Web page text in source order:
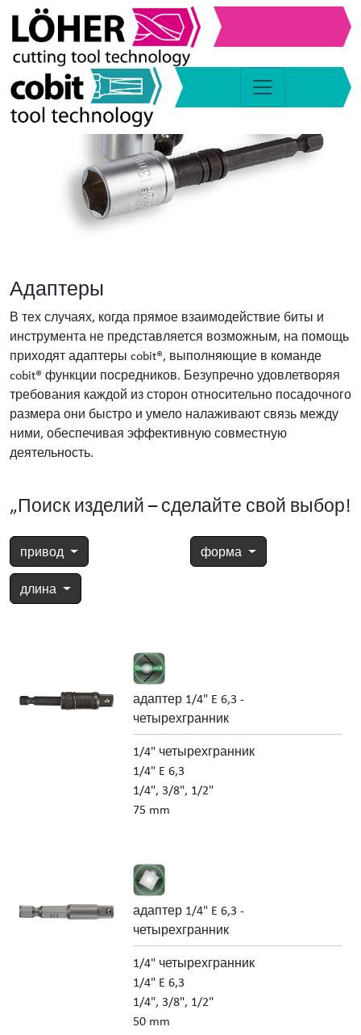
Адаптеры
В тех случаях, когда прямое взаимодействие биты и
инструмента не представляется возможным, на помощь
приходят адаптеры cobit®, выполняющие в команде
cobit® функции посредников. Безупречно удовлетворяя
требования каждой из сторон относительно посадочного
размера они быстро и умело налаживают связь между
ними, обеспечивая эффективную совместную
деятельность.
„Поиск изделий – сделайте свой выбор!
привод форма
длина
адаптер 1/4" E 6,3 -
четырехгранник
1/4" четырехгранник
1/4" E 6,3
1/4", 3/8", 1/2"
75 mm
адаптер 1/4" E 6,3 -
четырехгранник
1/4" четырехгранник
1/4" E 6,3
1/4", 3/8", 1/2"
50 mm